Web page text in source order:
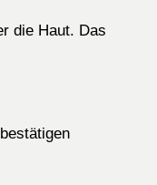
die Haut. Das